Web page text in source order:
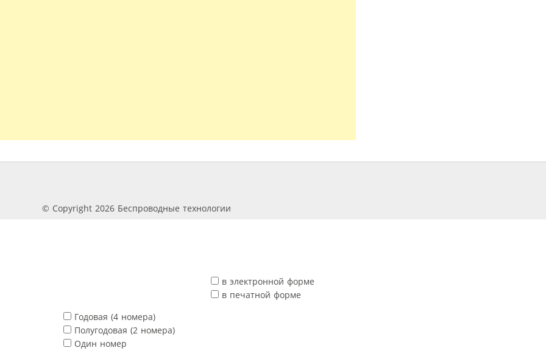
© Copyright 2026 Беспроводные технологии
в электронной форме
в печатной форме
Годовая (4 номера)
Полугодовая (2 номера)
Один номер